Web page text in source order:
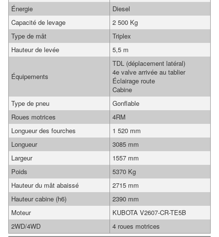
Énergie
Diesel
Capacité de levage
2 500 Kg
Type de mât
Triplex
Hauteur de levée
5,5 m
Équipements
TDL (déplacement latéral)
4e valve arrivée au tablier
Éclairage route
Cabine
Type de pneu
Gonflable
Roues motrices
4RM
Longueur des fourches
1 520 mm
Longueur
3085 mm
Largeur
1557 mm
Poids
5370 Kg
Hauteur du mât abaissé
2715 mm
Hauteur cabine (h6)
2390 mm
Moteur
KUBOTA V2607-CR-TE5B
2WD/4WD
4 roues motrices